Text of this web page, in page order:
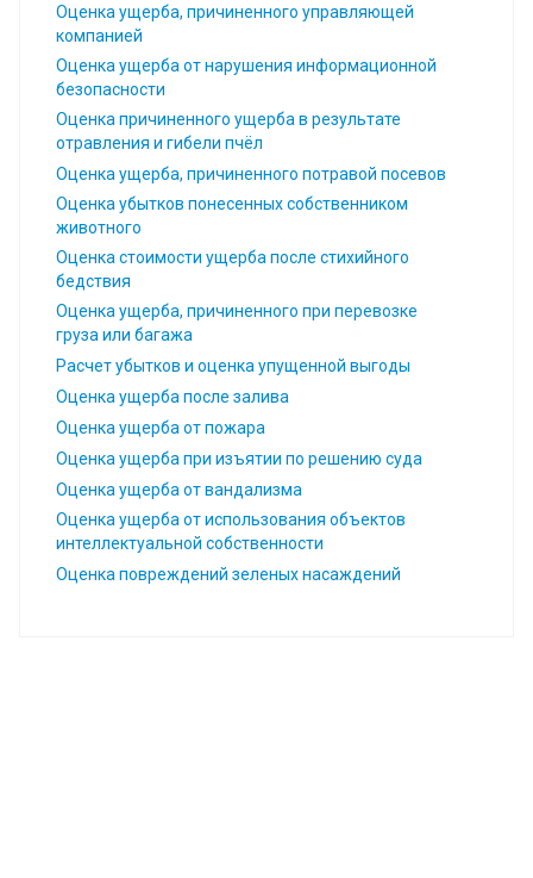
Оценка ущерба, причиненного управляющей
компанией
Оценка ущерба от нарушения информационной
безопасности
Оценка причиненного ущерба в результате
отравления и гибели пчёл
Оценка ущерба, причиненного потравой посевов
Оценка убытков понесенных собственником
животного
Оценка стоимости ущерба после стихийного
бедствия
Оценка ущерба, причиненного при перевозке
груза или багажа
Расчет убытков и оценка упущенной выгоды
Оценка ущерба после залива
Оценка ущерба от пожара
Оценка ущерба при изъятии по решению суда
Оценка ущерба от вандализма
Оценка ущерба от использования объектов
интеллектуальной собственности
Оценка повреждений зеленых насаждений